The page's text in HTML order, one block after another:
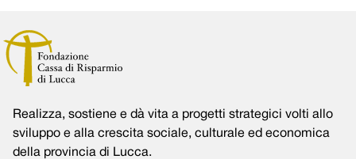
Realizza, sostiene e dà vita a progetti strategici volti allo
sviluppo e alla crescita sociale, culturale ed economica
della provincia di Lucca.